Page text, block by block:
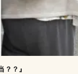
？？』